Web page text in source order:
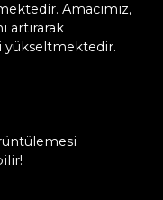
Amacımız,
artırarak
yükseltmektedir.